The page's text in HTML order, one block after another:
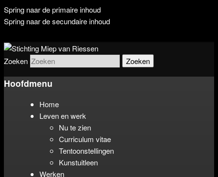
Spring naar de primaire inhoud
Spring naar de secundaire inhoud
Stichting Miep van Riessen
De stichting beheert het werk van
beeldend kunstenaar Miep van
Zoeken
Hoofdmenu
Home
Leven en werk
Nu te zien
Curriculum vitae
Tentoonstellingen
Kunstuitleen
Werken